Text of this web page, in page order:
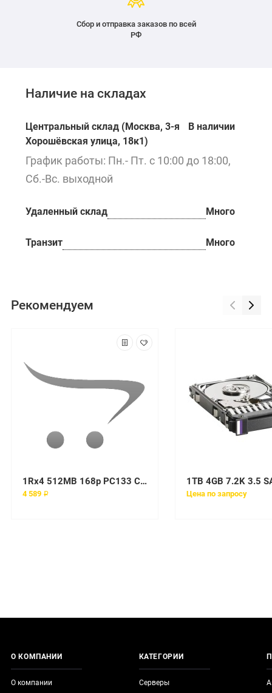
Сбор и отправка заказов по всей
РФ
Наличие на складах
Центральный склад (Москва, 3-я
Хорошёвская улица, 18к1)
В наличии
График работы: Пн.- Пт. с 10:00 до 18:00,
Сб.-Вс. выходной
Удаленный склад Много
Транзит Много
Рекомендуем
1Rx4 512MB 168p PC133 CL3 ECC
4 589 ₽
1TB 4GB 7.2K 3.5
Цена по запросу
О КОМПАНИИ
О компании
КАТЕГОРИИ
Серверы